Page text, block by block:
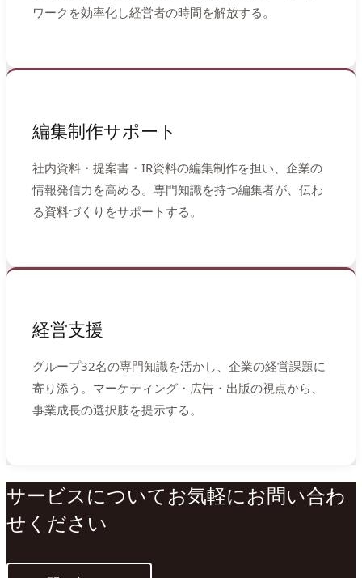
ワークを効率化し経営者の時間を解放する。
編集制作サポート
社内資料・提案書・IR資料の編集制作を担い、企業の
情報発信力を高める。専門知識を持つ編集者が、伝わ
る資料づくりをサポートする。
経営支援
グループ32名の専門知識を活かし、企業の経営課題に
寄り添う。マーケティング・広告・出版の視点から、
事業成長の選択肢を提示する。
サービスについてお気軽にお問い合わ
せください